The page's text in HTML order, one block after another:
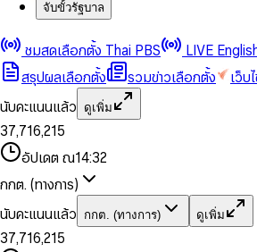
จับขั้วรัฐบาล
ชมสดเลือกตั้ง Thai PBS LIVE
สรุปผลเลือกตั้ง
รวมข่าวเลือกตั้ง
เว็บ
นับคะแนนแล้ว
ดูเพิ่ม
0
1
2
3
4
5
6
8
9
2
3
4
5
6
7
8
9
,
0
2
4
6
7
8
9
0
1
2
3
4
5
6
7
8
1
3
5
6
7
8
9
,
1
2
4
5
7
8
9
0
1
3
4
6
7
8
0
2
3
4
5
7
8
อัปเดต ณ14:32
กกต. (ทางการ)
นับคะแนนแล้ว
กกต. (ทางการ) ดูเพิ่ม
0
1
2
3
0
1
2
4
5
6
7,
0
1
2
4
6
7
0
1
0
1
3
5
6,
1
2
0
1
0
2
3
4
5